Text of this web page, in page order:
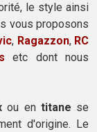
le style ainsi
vous proposons
, Ragazzon, RC
etc dont nous
ou en titane se
d'origine. Le